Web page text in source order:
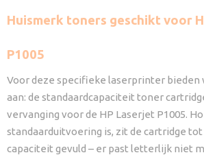
Huismerk toners geschikt voor
P1005
Voor deze specifieke laserprinter bieden
aan: de standaardcapaciteit toner
vervanging voor de HP Laserjet P1005.
standaarduitvoering is, zit de cartridge
capaciteit gevuld – er past letterlijk niet